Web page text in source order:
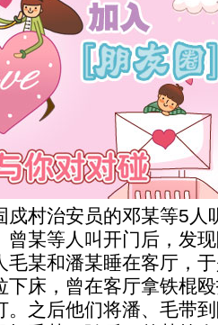
戍村治安员的邓某等5人
曾某等人叫开门后，发
毛某和潘某睡在客厅，
下床，曾在客厅拿铁棍
。之后他们将潘、毛带